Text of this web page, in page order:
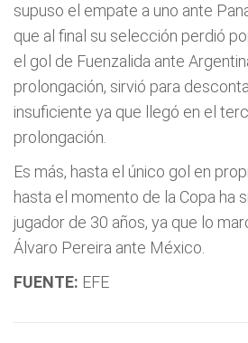
supuso el empate a uno ante
que al final su selección perdió
el gol de Fuenzalida ante
prolongación, sirvió para
insuficiente ya que llegó en el
prolongación.
Es más, hasta el único gol en
hasta el momento de la Copa ha
jugador de 30 años, ya que lo
Álvaro Pereira ante México.
FUENTE: EFE